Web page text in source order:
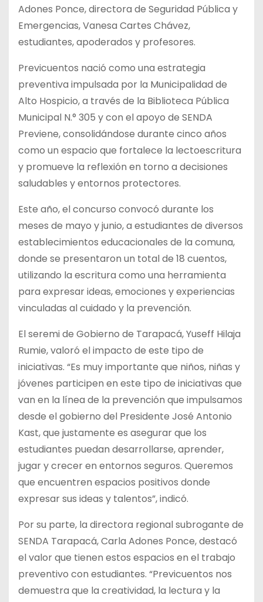
Adones Ponce, directora de Seguridad Pública y
Emergencias, Vanesa Cartes Chávez,
estudiantes, apoderados y profesores.
Previcuentos nació como una estrategia
preventiva impulsada por la Municipalidad de
Alto Hospicio, a través de la Biblioteca Pública
Municipal N.° 305 y con el apoyo de SENDA
Previene, consolidándose durante cinco años
como un espacio que fortalece la lectoescritura
y promueve la reflexión en torno a decisiones
saludables y entornos protectores.
Este año, el concurso convocó durante los
meses de mayo y junio, a estudiantes de diversos
establecimientos educacionales de la comuna,
donde se presentaron un total de 18 cuentos,
utilizando la escritura como una herramienta
para expresar ideas, emociones y experiencias
vinculadas al cuidado y la prevención.
El seremi de Gobierno de Tarapacá, Yuseff Hilaja
Rumie, valoró el impacto de este tipo de
iniciativas. “Es muy importante que niños, niñas y
jóvenes participen en este tipo de iniciativas que
van en la línea de la prevención que impulsamos
desde el gobierno del Presidente José Antonio
Kast, que justamente es asegurar que los
estudiantes puedan desarrollarse, aprender,
jugar y crecer en entornos seguros. Queremos
que encuentren espacios positivos donde
expresar sus ideas y talentos”, indicó.
Por su parte, la directora regional subrogante de
SENDA Tarapacá, Carla Adones Ponce, destacó
el valor que tienen estos espacios en el trabajo
preventivo con estudiantes. “Previcuentos nos
demuestra que la creatividad, la lectura y la